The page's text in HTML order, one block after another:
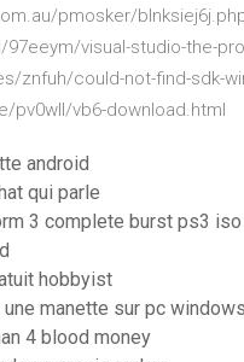
pmosker/
visual-studio-the-
znfuh/could-not-find-sdk-
pv0wll/vb6-download.html
android
qui parle
3 complete burst ps3 iso
hobbyist
manette sur pc
4 blood money